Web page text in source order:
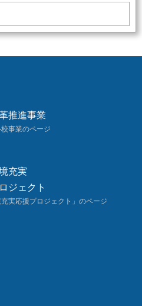
推進事業
事業のページ
充実
ェクト
実応援プロジェクト」のページ